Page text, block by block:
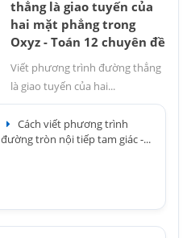
thẳng là giao tuyến của
hai mặt phẳng trong
Oxyz - Toán 12 chuyên đề
Viết phương trình đường thẳng
là giao tuyến của hai...
Cách viết phương trình
đường tròn nội tiếp tam giác -...